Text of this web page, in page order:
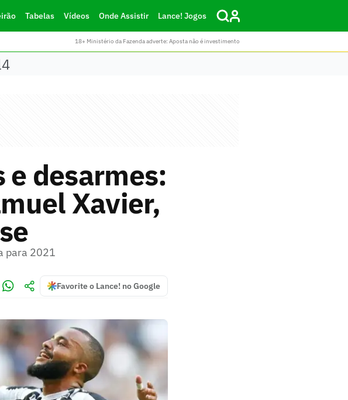
Tabelas Vídeos Onde Assistir Lance! Jogos
18+ Ministério da Fazenda adverte: Aposta não é investimento
e desarmes:
Xavier,
para 2021
Favorite o Lance! no Google